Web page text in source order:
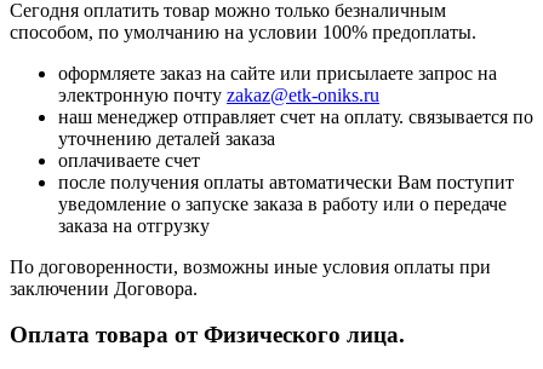
Сегодня оплатить товар можно только безналичным
способом, по умолчанию на условии 100% предоплаты.
оформляете заказ на сайте или присылаете запрос на
электронную почту zakaz@etk-oniks.ru
наш менеджер отправляет счет на оплату. связывается по
уточнению деталей заказа
оплачиваете счет
после получения оплаты автоматически Вам поступит
уведомление о запуске заказа в работу или о передаче
заказа на отгрузку
По договоренности, возможны иные условия оплаты при
заключении Договора.
Оплата товара от Физического лица.